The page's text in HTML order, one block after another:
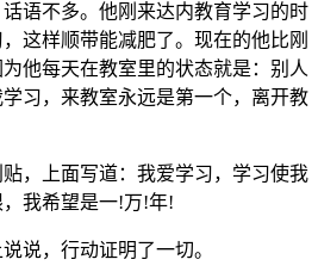
语不多。他刚来达内教育学习的时
这样顺带能减肥了。现在的他比刚
他每天在教室里的状态就是：别人
习，来教室永远是第一个，离开教
，上面写道：我爱学习，学习使我
我希望是一!万!年!
说，行动证明了一切。